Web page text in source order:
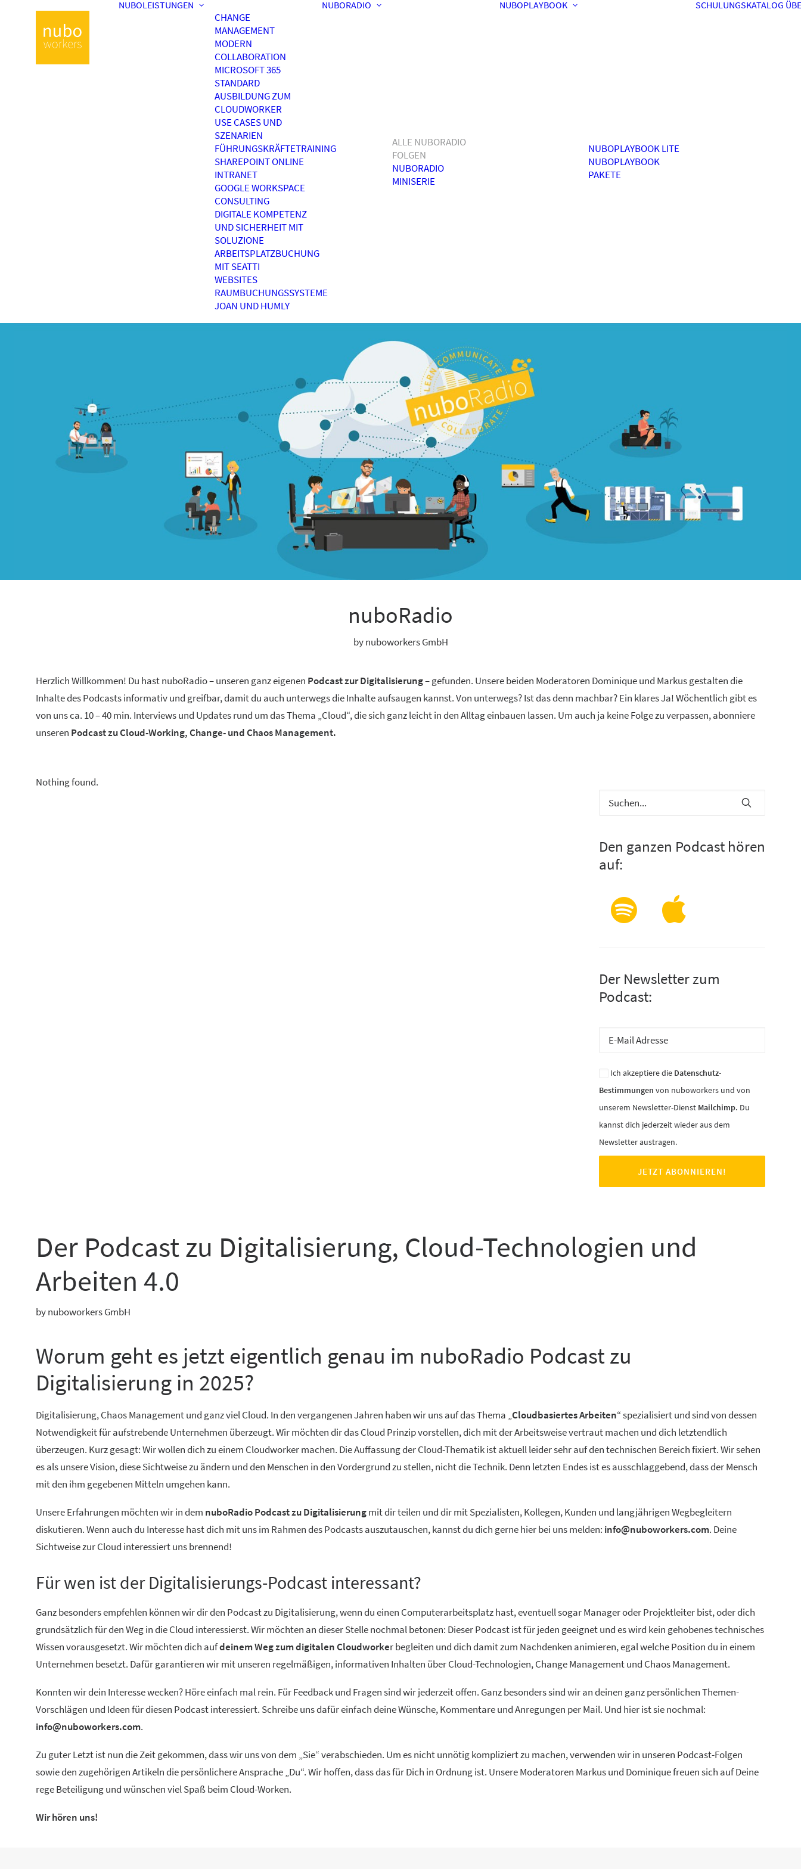
NUBOLEISTUNGEN
CHANGE
MANAGEMENT
MODERN
COLLABORATION
MICROSOFT 365
STANDARD
AUSBILDUNG ZUM
CLOUDWORKER
USE CASES UND
SZENARIEN
FÜHRUNGSKRÄFTETRAINING
SHAREPOINT ONLINE
INTRANET
GOOGLE WORKSPACE
CONSULTING
DIGITALE KOMPETENZ
UND SICHERHEIT MIT
SOLUZIONE
ARBEITSPLATZBUCHUNG
MIT SEATTI
WEBSITES
RAUMBUCHUNGSSYSTEME
JOAN UND HUMLY
NUBORADIO
ALLE NUBORADIO
FOLGEN
NUBORADIO
MINISERIE
NUBOPLAYBOOK
NUBOPLAYBOOK LITE
NUBOPLAYBOOK
PAKETE
SCHULUNGSKATALOG
nuboRadio
by nuboworkers GmbH
Herzlich Willkommen! Du hast nuboRadio – unseren ganz eigenen Podcast zur Digitalisierung– gefunden. Unsere beiden Moderatoren Dominique und Markus gestalten die
Inhalte des Podcasts informativ und greifbar, damit du auch unterwegs die Inhalte aufsaugen kannst. Von unterwegs? Ist das denn machbar? Ein klares Ja! Wöchentlich gibt es
von uns ca. 10 – 40 min. Interviews und Updates rund um das Thema „Cloud“, die sich ganz leicht in den Alltag einbauen lassen. Um auch ja keine Folge zu verpassen, abonniere
unseren Podcast zu Cloud-Working, Change- und Chaos Management.
Nothing found.
Den ganzen Podcast hören
auf:
Der Newsletter zum
Podcast:
Ich akzeptiere die Datenschutz-
Bestimmungen von nuboworkers und von
unserem Newsletter-Dienst Mailchimp. Du
kannst dich jederzeit wieder aus dem
Newsletter austragen.
Der Podcast zu Digitalisierung, Cloud-Technologien und
Arbeiten 4.0
by nuboworkers GmbH
Worum geht es jetzt eigentlich genau im nuboRadio Podcast zu
Digitalisierung in 2025?
Digitalisierung, Chaos Management und ganz viel Cloud. In den vergangenen Jahren haben wir uns auf das Thema „Cloudbasiertes Arbeiten“ spezialisiert und sind von dessen
Notwendigkeit für aufstrebende Unternehmen überzeugt. Wir möchten dir das Cloud Prinzip vorstellen, dich mit der Arbeitsweise vertraut machen und dich letztendlich
überzeugen. Kurz gesagt: Wir wollen dich zu einem Cloudworker machen. Die Auffassung der Cloud-Thematik ist aktuell leider sehr auf den technischen Bereich fixiert. Wir sehen
es als unsere Vision, diese Sichtweise zu ändern und den Menschen in den Vordergrund zu stellen, nicht die Technik. Denn letzten Endes ist es ausschlaggebend, dass der Mensch
mit den ihm gegebenen Mitteln umgehen kann.
Unsere Erfahrungen möchten wir in dem nuboRadio Podcast zu Digitalisierungmit dir teilen und dir mit Spezialisten, Kollegen, Kunden und langjährigen Wegbegleitern
diskutieren. Wenn auch du Interesse hast dich mit uns im Rahmen des Podcasts auszutauschen, kannst du dich gerne hier bei uns melden: info@nuboworkers.com. Deine
Sichtweise zur Cloud interessiert uns brennend!
Für wen ist der Digitalisierungs-Podcast interessant?
Ganz besonders empfehlen können wir dir den Podcast zu Digitalisierung, wenn du einen Computerarbeitsplatz hast, eventuell sogar Manager oder Projektleiter bist, oder dich
grundsätzlich für den Weg in die Cloud interessierst. Wir möchten an dieser Stelle nochmal betonen: Dieser Podcast ist für jeden geeignet und es wird kein gehobenes technisches
Wissen vorausgesetzt. Wir möchten dich aufdeinem Weg zum digitalen Cloudworker begleiten und dich damit zum Nachdenken animieren, egal welche Position du in einem
Unternehmen besetzt. Dafür garantieren wir mit unseren regelmäßigen, informativen Inhalten über Cloud-Technologien, Change Management und Chaos Management.
Konnten wir dein Interesse wecken? Höre einfach mal rein. Für Feedback und Fragen sind wir jederzeit offen. Ganz besonders sind wir an deinen ganz persönlichen Themen-
Vorschlägen und Ideen für diesen Podcast interessiert. Schreibe uns dafür einfach deine Wünsche, Kommentare und Anregungen per Mail. Und hier ist sie nochmal:
info@nuboworkers.com.
Zu guter Letzt ist nun die Zeit gekommen, dass wir uns von dem „Sie“ verabschieden. Um es nicht unnötig kompliziert zu machen, verwenden wir in unseren Podcast-Folgen
sowie den zugehörigen Artikeln die persönlichere Ansprache „Du“. Wir hoffen, dass das für Dich in Ordnung ist. Unsere Moderatoren Markus und Dominique freuen sich auf Deine
rege Beteiligung und wünschen viel Spaß beim Cloud-Worken.
Wir hören uns!